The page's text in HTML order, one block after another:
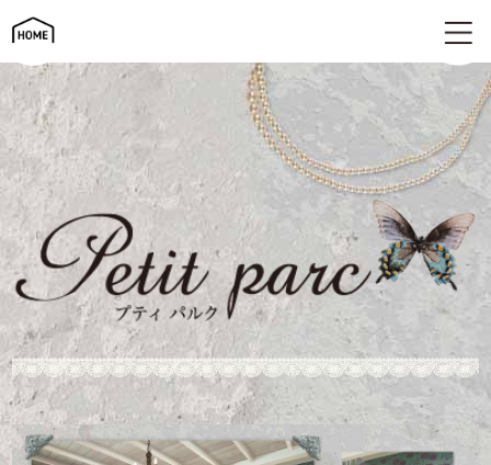
シャビーシックを楽しむ家 | Petit parc（プティパルク）